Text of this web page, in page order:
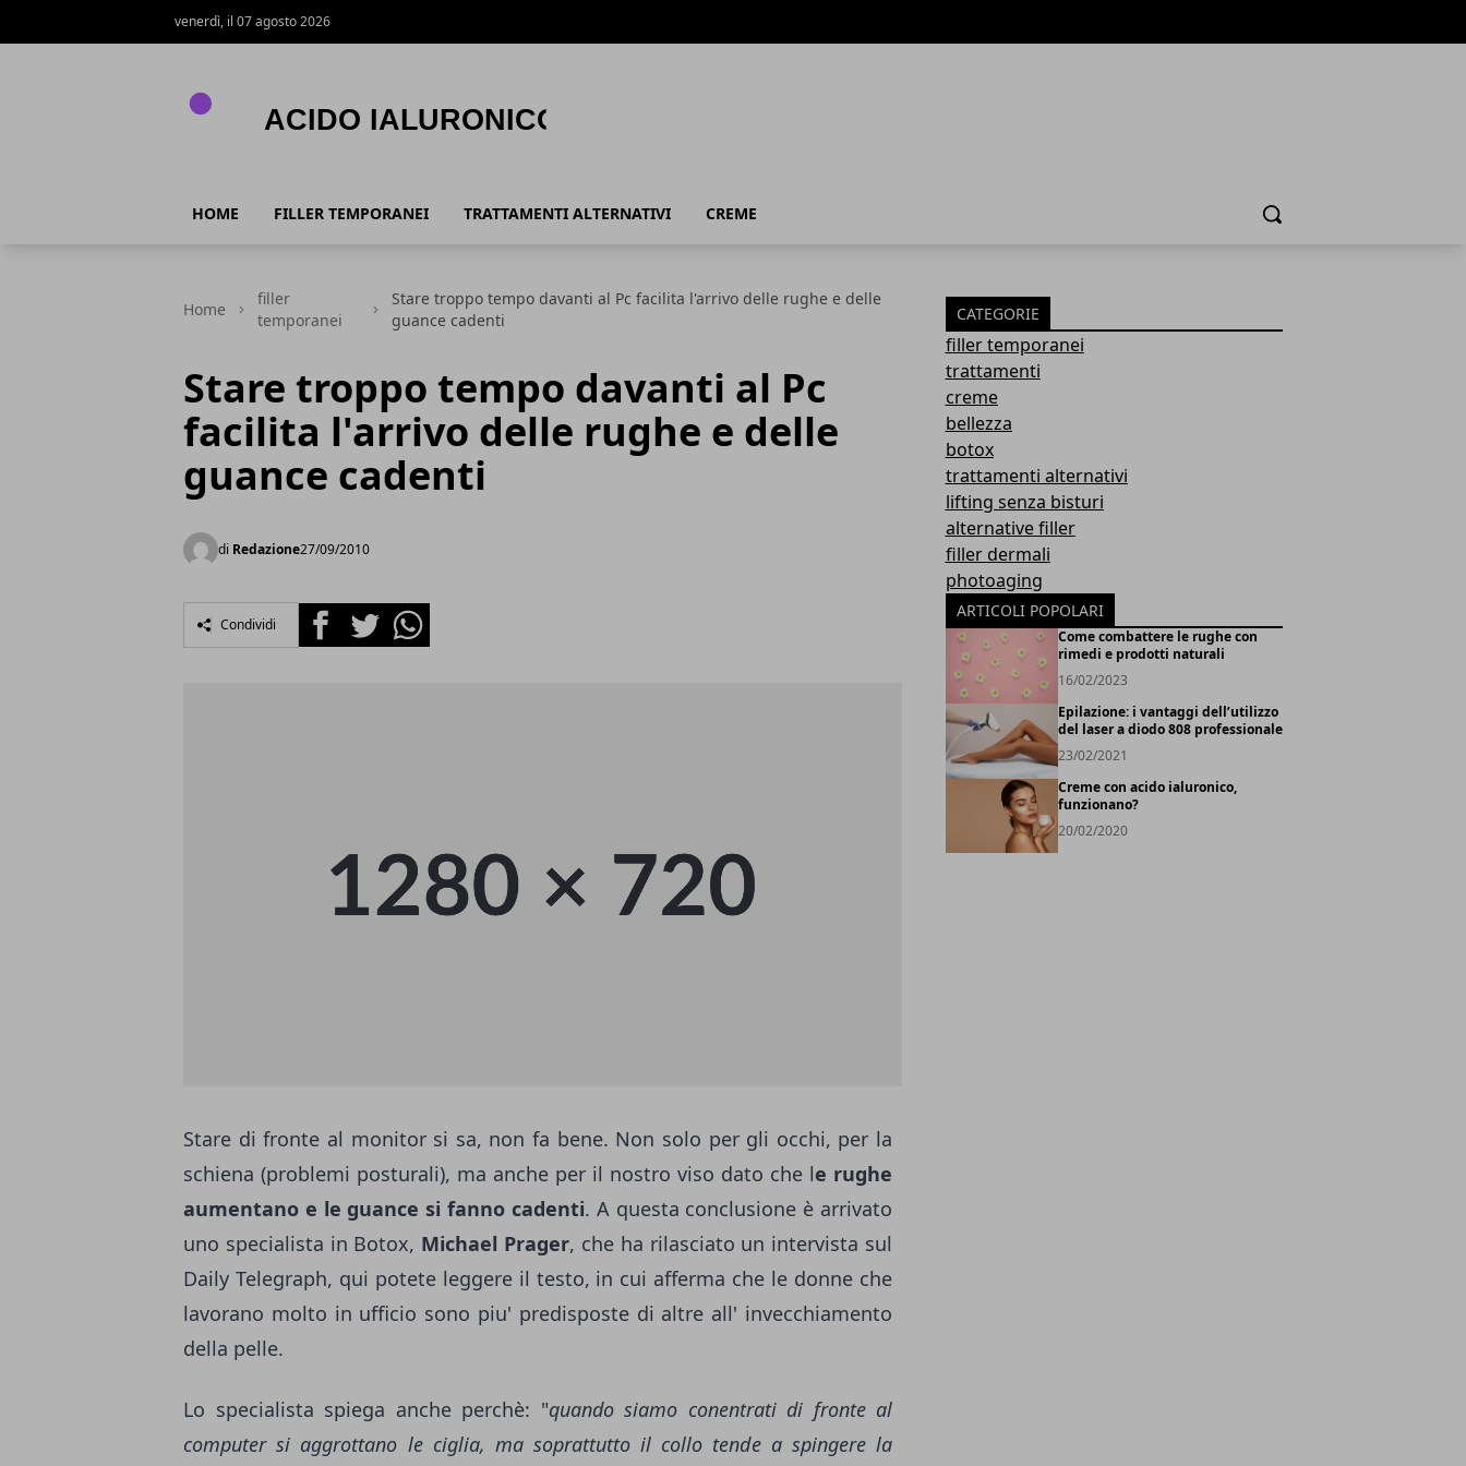
venerdì, il 07 agosto 2026
HOME FILLER TEMPORANEI TRATTAMENTI ALTERNATIVI CREME Cerca
Home
filler
temporanei
Stare troppo tempo davanti al Pc facilita l'arrivo delle rughe e delle
guance cadenti
Stare troppo tempo davanti al Pc
facilita l'arrivo delle rughe e delle
guance cadenti
di Redazione27/09/2010
Condividi FacebookTwitterWhatsapp
Stare di fronte al monitor si sa, non fa bene. Non solo per gli occhi, per la
schiena (problemi posturali), ma anche per il nostro viso dato che le rughe
aumentano e le guance si fanno cadenti. A questa conclusione è arrivato
uno specialista in Botox, Michael Prager, che ha rilasciato un intervista sul
Daily Telegraph, qui potete leggere il testo, in cui afferma che le donne che
lavorano molto in ufficio sono piu' predisposte di altre all' invecchiamento
della pelle.
Lo specialista spiega anche perchè: "quando siamo conentrati di fronte al
computer si aggrottano le ciglia, ma soprattutto il collo tende a spingere la
CATEGORIE
filler temporanei
trattamenti
creme
bellezza
botox
trattamenti alternativi
lifting senza bisturi
alternative filler
filler dermali
photoaging
ARTICOLI POPOLARI
Come combattere le rughe con
rimedi e prodotti naturali
16/02/2023
Epilazione: i vantaggi dell’utilizzo
del laser a diodo 808 professionale
23/02/2021
Creme con acido ialuronico,
funzionano?
20/02/2020